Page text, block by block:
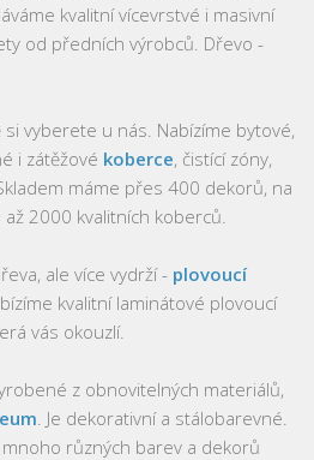
kvalitní vícevrstvé i masivní
od předních výrobců. Dřevo -
vyberete u nás. Nabízíme bytové,
i zátěžové koberce, čistící zóny,
máme přes 400 dekorů, na
2000 kvalitních koberců.
ale více vydrží - plovoucí
kvalitní laminátové plovoucí
vás okouzlí.
z obnovitelných materiálů,
. Je dekorativní a stálobarevné.
různých barev a dekorů